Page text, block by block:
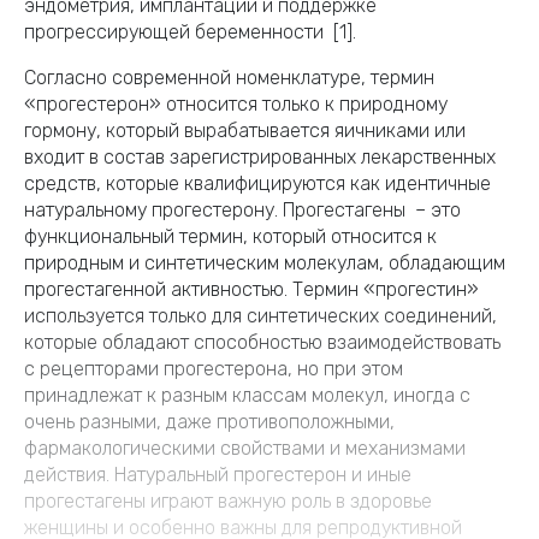
эндометрия, имплантации и поддержке
прогрессирующей беременности [1].
Согласно современной номенклатуре, термин
«прогестерон» относится только к природному
гормону, который вырабатывается яичниками или
входит в состав зарегистрированных лекарственных
средств, которые квалифицируются как идентичные
натуральному прогестерону. Прогестагены – это
функциональный термин, который относится к
природным и синтетическим молекулам, обладающим
прогестагенной активностью. Термин «прогестин»
используется только для синтетических соединений,
которые обладают способностью взаимодействовать
с рецепторами прогестерона, но при этом
принадлежат к разным классам молекул, иногда с
очень разными, даже противоположными,
фармакологическими свойствами и механизмами
действия. Натуральный прогестерон и иные
прогестагены играют важную роль в здоровье
женщины и особенно важны для репродуктивной